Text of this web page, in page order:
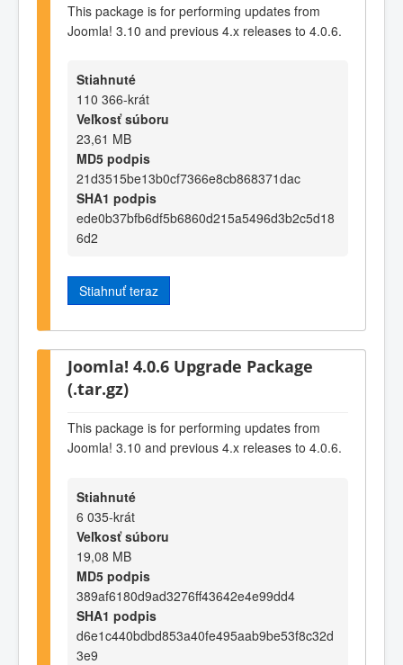
This package is for performing updates from
Joomla! 3.10 and previous 4.x releases to 4.0.6.
Stiahnuté
110 366-krát
Veľkosť súboru
23,61 MB
MD5 podpis
21d3515be13b0cf7366e8cb868371dac
SHA1 podpis
ede0b37bfb6df5b6860d215a5496d3b2c5d18
6d2
Stiahnuť teraz
Joomla! 4.0.6 Upgrade Package
(.tar.gz)
This package is for performing updates from
Joomla! 3.10 and previous 4.x releases to 4.0.6.
Stiahnuté
6 035-krát
Veľkosť súboru
19,08 MB
MD5 podpis
389af6180d9ad3276ff43642e4e99dd4
SHA1 podpis
d6e1c440bdbd853a40fe495aab9be53f8c32d
3e9